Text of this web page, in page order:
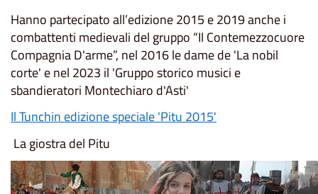
Hanno partecipato all’edizione 2015 e 2019 anche i
combattenti medievali del gruppo “Il Contemezzocuore
Compagnia D'arme”, nel 2016 le dame de 'La nobil
corte' e nel 2023 il 'Gruppo storico musici e
sbandieratori Montechiaro d'Asti'
Il Tunchin edizione speciale 'Pitu 2015'
La giostra del Pitu